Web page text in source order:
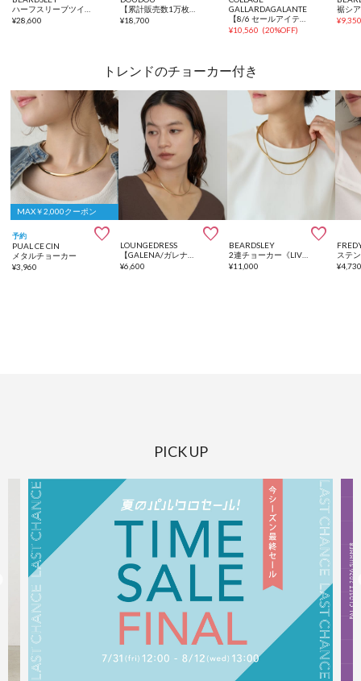
¥28,600
¥18,700
GALLARDAGALANTE
¥10,560 (20%OFF)
裾シ
¥
トレンドのチョーカー付き
MAX￥2,000クーポン
予約 
PUAL CE CIN
メタルチョーカー
¥3,960

LOUNGEDRESS
¥6,600

BEARDSLEY
2連チョーカー《LIVETART》
¥11,000
ステ
¥
PICK UP